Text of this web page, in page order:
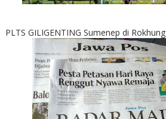
PLTS GILIGENTING Sumenep di Rokhung